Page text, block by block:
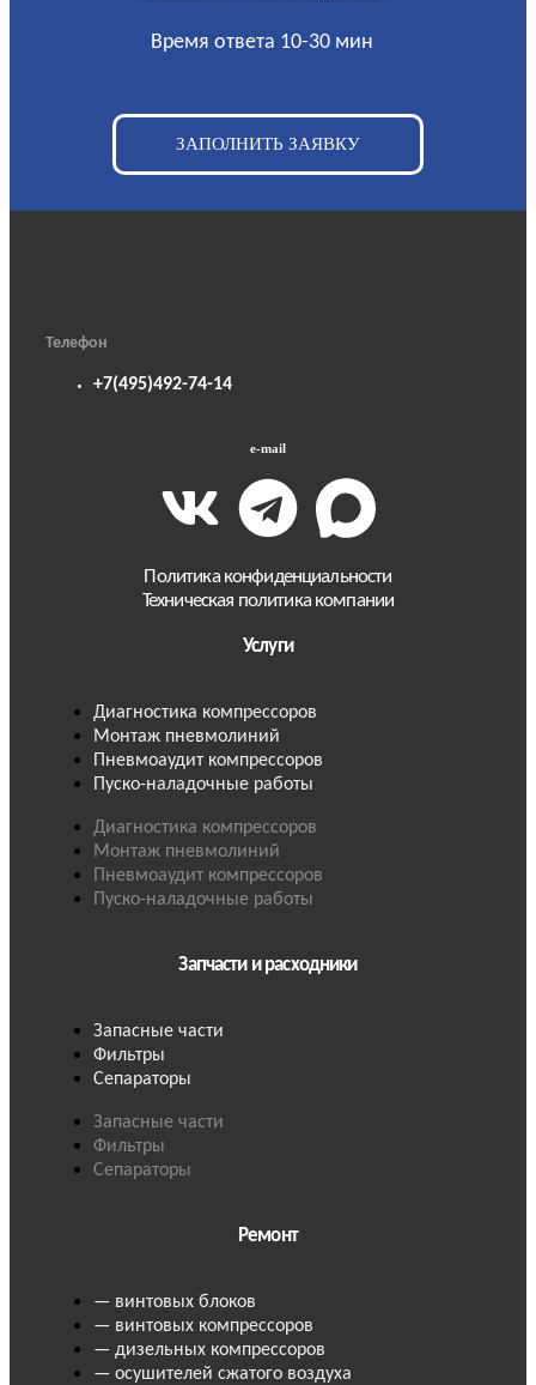
Время ответа 10-30 мин
ЗАПОЛНИТЬ ЗАЯВКУ
Телефон
+7(495)492-74-14
e-mail
Политика конфиденциальности
Техническая политика компании
Услуги
Диагностика компрессоров
Монтаж пневмолиний
Пневмоаудит компрессоров
Пуско-наладочные работы
Диагностика компрессоров
Монтаж пневмолиний
Пневмоаудит компрессоров
Пуско-наладочные работы
Запчасти и расходники
Запасные части
Фильтры
Сепараторы
Запасные части
Фильтры
Сепараторы
Ремонт
— винтовых блоков
— винтовых компрессоров
— дизельных компрессоров
— осушителей сжатого воздуха